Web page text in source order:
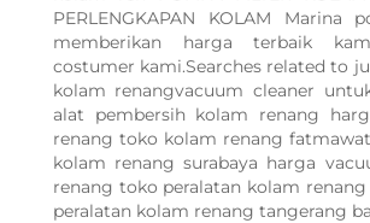
PERLENGKAPAN KOLAM Marina
memberikan harga terbaik
costumer kami.Searches related to
kolam renangvacuum cleaner
alat pembersih kolam renang
renang toko kolam renang
kolam renang surabaya harga
renang toko peralatan kolam
peralatan kolam renang tangerang